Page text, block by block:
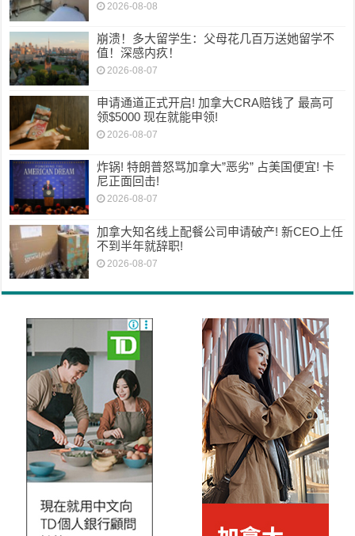
2026-08-08
崩溃！多大留学生：父母花几百万送她留学不
值！深感内疚！
2026-08-07
申请通道正式开启! 加拿大CRA赔钱了 最高可
领$5000 现在就能申领!
2026-08-07
炸锅! 特朗普怒骂加拿大”恶劣” 占美国便宜! 卡
尼正面回击!
2026-08-07
加拿大知名线上配餐公司申请破产! 新CEO上任
不到半年就辞职!
2026-08-07